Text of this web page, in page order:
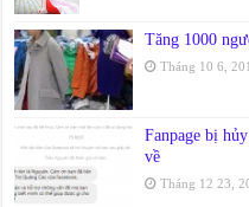
Tăng 1000
Tháng 10 6,
Fanpage bị
về
Tháng 12 23,